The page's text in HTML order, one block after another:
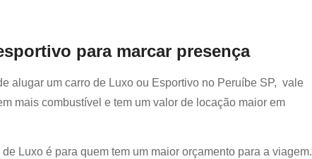
para marcar presença
alugar um carro de Luxo ou Esportivo no Peruíbe SP, vale
mais combustível e tem um valor de locação maior em
Luxo é para quem tem um maior orçamento para a viagem.